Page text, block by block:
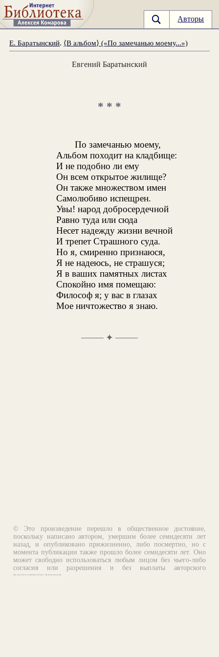
Авторы
Е. Баратынский. ⟨В альбом⟩ («По замечанью моему...»)
Евгений Баратынский
* * *
По замечанью моему,
Альбом походит на кладбище:
И не подобно ли ему
Он всем открытое жилище?
Он также множеством имен
Самолюбиво испещрен.
Увы! народ добросердечной
Равно туда или сюда
Несет надежду жизни вечной
И трепет Страшного суда.
Но я, смиренно признаюся,
Я не надеюсь, не страшуся;
Я в ваших памятных листах
Спокойно имя помещаю:
Философ я; у вас в глазах
Мое ничтожество я знаю.
✦
© Это произведение перешло в общественное достояние,
поскольку написано автором, умершим более семидесяти лет
назад, и опубликовано прижизненно, либо посмертно, но с
момента публикации также прошло более семидесяти лет. Оно
может свободно использоваться любым лицом без чьего-либо
согласия или разрешения и без выплаты авторского
вознаграждения.